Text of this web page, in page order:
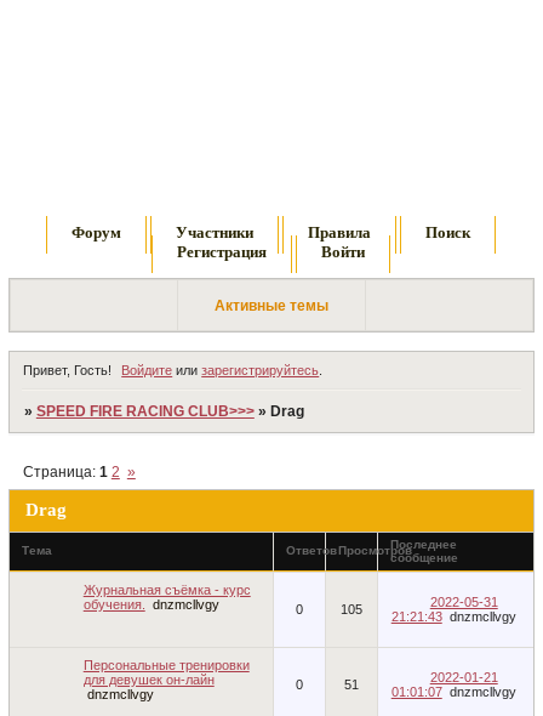
Форум Участники Правила
Поиск
Регистрация
Войти
Активные темы
Привет, Гость! Войдите илизарегистрируйтесь
» SPEED FIRE RACING CLUB>>> » Drag
Drag
Страница: 1 2 »
Тема ОтветовПросмотровПоследнее
сообщение
Журнальная съёмка - курс
обучения.
dnzmcllvgy 0 105
2022-05-31
21:21:43 dnzmcllvgy
Персональные тренировки
для девушек он-лайн
dnzmcllvgy
0 51
2022-01-21
01:01:07 dnzmcllvgy